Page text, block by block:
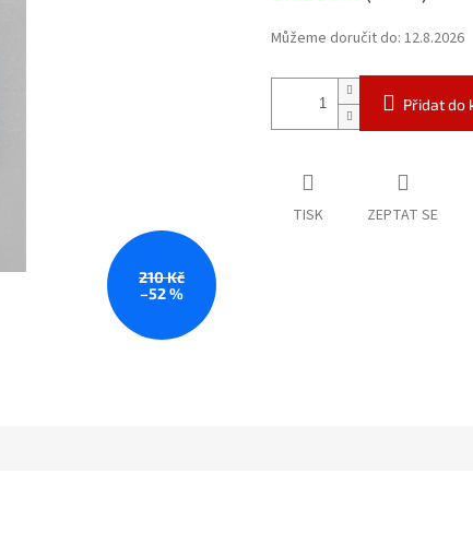
210 Kč
–52 %
Můžeme doručit do: 12.8.2026
Přidat do
TISK ZEPTAT SE